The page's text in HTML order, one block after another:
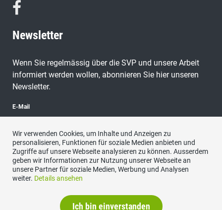
Newsletter
Wenn Sie regelmässig über die SVP und unsere Arbeit
informiert werden wollen, abonnieren Sie hier unseren
Newsletter.
E-Mail
abonnieren
Wir verwenden Cookies, um Inhalte und Anzeigen zu
personalisieren, Funktionen für soziale Medien anbieten und
Zugriffe auf unsere Webseite analysieren zu können. Ausserdem
geben wir Informationen zur Nutzung unserer Webseite an
unsere Partner für soziale Medien, Werbung und Analysen
weiter. Details ansehen
Ich bin einverstanden